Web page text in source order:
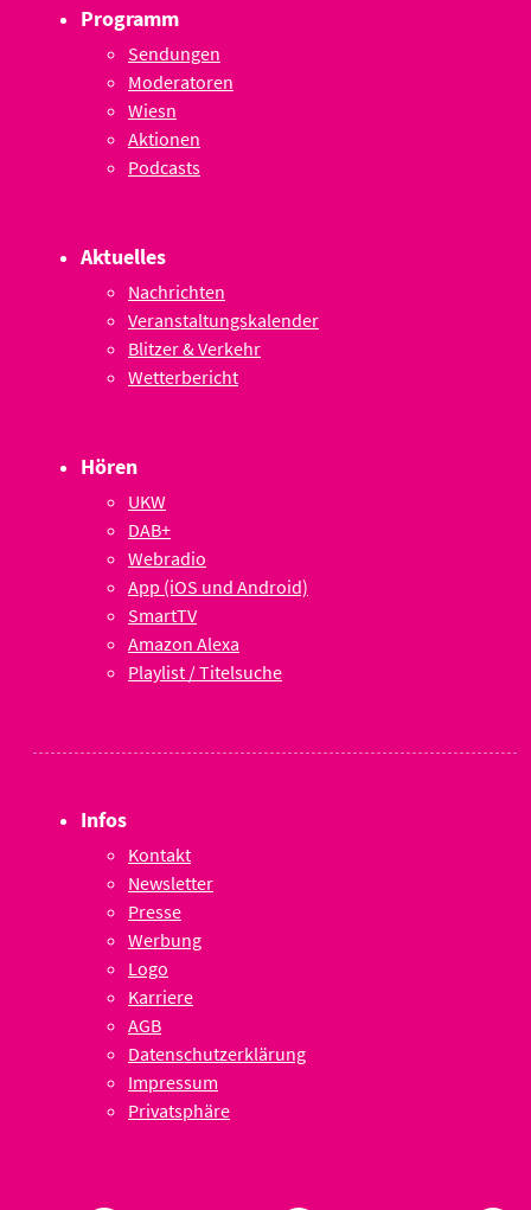
Programm
Sendungen
Moderatoren
Wiesn
Aktionen
Podcasts
Aktuelles
Nachrichten
Veranstaltungskalender
Blitzer & Verkehr
Wetterbericht
Hören
UKW
DAB+
Webradio
App (iOS und Android)
SmartTV
Amazon Alexa
Playlist / Titelsuche
Infos
Kontakt
Newsletter
Presse
Werbung
Logo
Karriere
AGB
Datenschutzerklärung
Impressum
Privatsphäre